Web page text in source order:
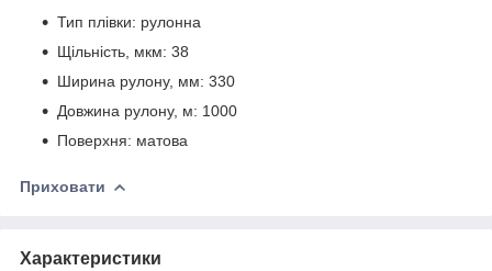
Тип плівки: рулонна
Щільність, мкм: 38
Ширина рулону, мм: 330
Довжина рулону, м: 1000
Поверхня: матова
Приховати
Характеристики